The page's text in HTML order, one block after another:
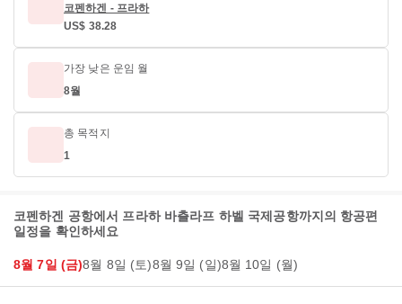
코펜하겐 - 프라하
US$ 38.28
가장 낮은 운임 월
8월
총 목적지
1
코펜하겐 공항에서 프라하 바츨라프 하벨 국제공항까지의 항공편
일정을 확인하세요
8월 7일 (금)8월 8일 (토)8월 9일 (일)8월 10일 (월)